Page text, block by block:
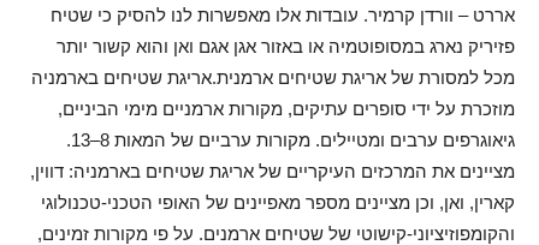
אררט – וורדן קרמיר. עובדות אלו מאפשרות לנו להסיק כי שטיח
פזיריק נארג במסופוטמיה או באזור אגן אגם ואן והוא קשור יותר
מכל למסורת של אריגת שטיחים ארמנית.אריגת שטיחים בארמניה
מוזכרת על ידי סופרים עתיקים, מקורות ארמניים מימי הביניים,
גיאוגרפים ערבים ומטיילים. מקורות ערביים של המאות 8–13.
מציינים את המרכזים העיקריים של אריגת שטיחים בארמניה: דווין,
קארין, ואן, וכן מציינים מספר מאפיינים של האופי הטכני-טכנולוגי
והקומפוזיציוני-קישוטי של שטיחים ארמנים. על פי מקורות זמינים,